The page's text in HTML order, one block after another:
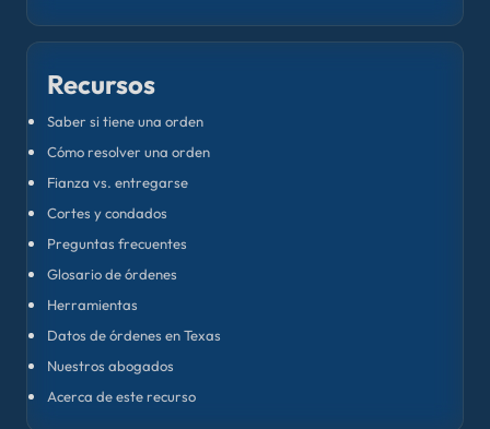
Recursos
Saber si tiene una orden
Cómo resolver una orden
Fianza vs. entregarse
Cortes y condados
Preguntas frecuentes
Glosario de órdenes
Herramientas
Datos de órdenes en Texas
Nuestros abogados
Acerca de este recurso